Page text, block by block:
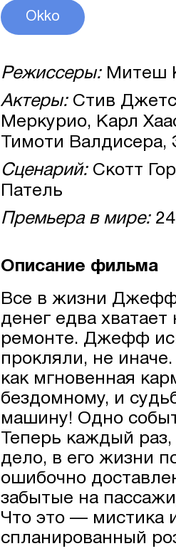
Okko
Режиссеры:Митеш
Актеры:Стив
Меркурио, Карл
Тимоти
Сценарий:Скотт
Патель
Премьера в мире:24
Описание фильма
Все в жизни
денег едва
ремонте. Джефф
прокляли, не
как мгновенная
бездомному, и
машину! Одно
Теперь каждый
дело, в его жизни
ошибочно
забытые на
Что это — мистика
спланированный